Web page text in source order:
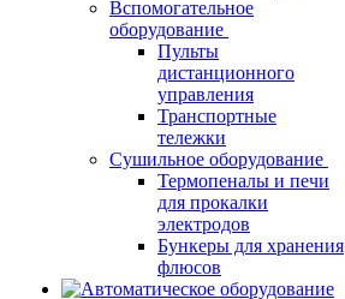
Вспомогательное
оборудование
Пульты
дистанционного
управления
Транспортные
тележки
Сушильное оборудование
Термопеналы и печи
для прокалки
электродов
Бункеры для хранения
флюсов